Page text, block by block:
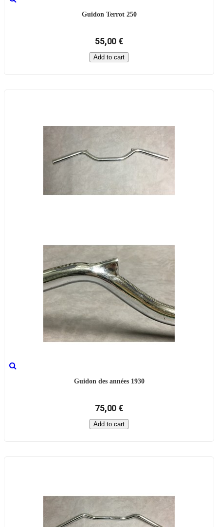
Guidon Terrot 250
55,00 €
Add to cart
Guidon des années 1930
75,00 €
Add to cart